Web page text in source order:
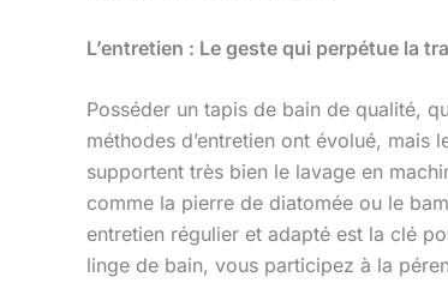
L’entretien : Le geste qui perpétue la
Posséder un tapis de bain de qualité,
méthodes d’entretien ont évolué,
supportent très bien le lavage en
comme la pierre de diatomée ou le
entretien régulier et adapté est la clé
linge de bain, vous participez à la